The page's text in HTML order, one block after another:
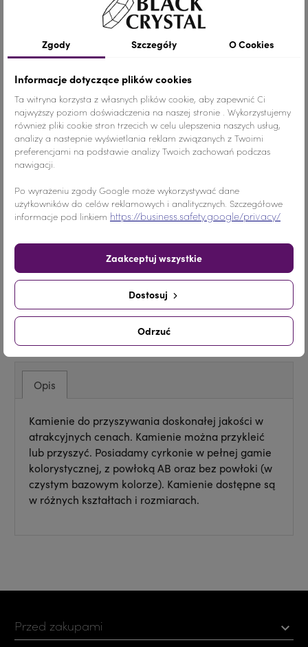
Szczegóły produktu
Kolor Fioletowy
Materiał Szkło
Ilość
Nr.Kategorii 168b
Udostępnij
UdostępnijTweetujPinterest
Opis
Kamienie do przyszywania doskonałej jakości w
atrakcyjnych cenach. Kamienie można przykleić
lub przyszyć. Posiadamy cyrkonie w pełnej gamie
kolorystycznej, z powłoką AB oraz bez powłoki (w
czystym bazowym kolorze). Kamienie dostępne są
w różnych kształtach i rozmiarach.
Przed zakupami 
Zgody Szczegóły O Cookies
Informacje dotyczące plików cookies
Ta witryna korzysta z własnych plików cookie, aby zapewnić Ci
najwyższy poziom doświadczenia na naszej stronie . Wykorzystujemy
również pliki cookie stron trzecich w celu ulepszenia naszych usług,
analizy a nastepnie wyświetlania reklam związanych z Twoimi
preferencjami na podstawie analizy Twoich zachowań podczas
nawigacji.
Po wyrażeniu zgody Google może wykorzystywać dane
użytkowników do celów reklamowych i analitycznych. Szczegółowe
informacje pod linkiem https://business.safety.google/privacy/
Odrzuć
Dostosuj
Zaakceptuj wszystkie